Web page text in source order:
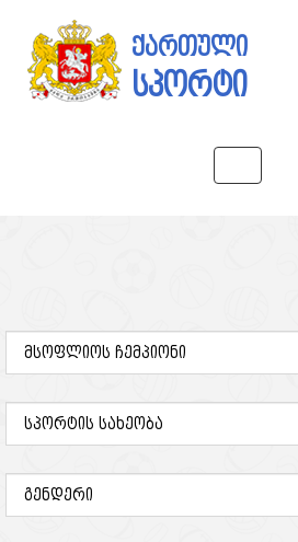
ქართული
სპორტი
navigation